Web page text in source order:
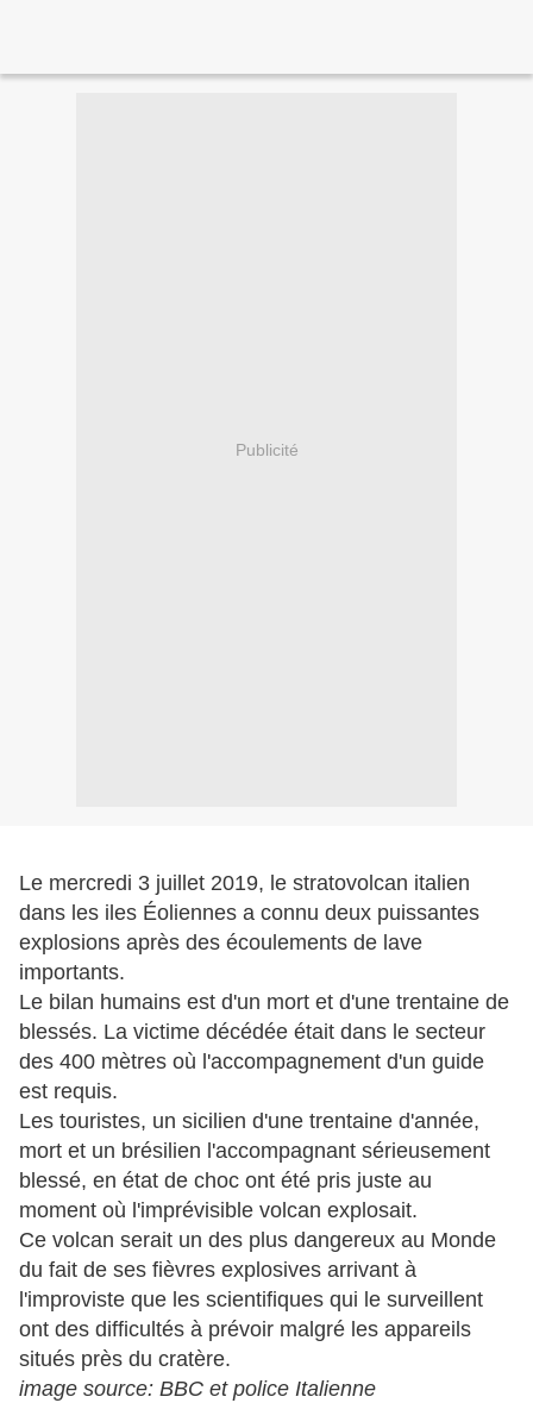
Publicité
Le mercredi 3 juillet 2019, le stratovolcan italien
dans les iles Éoliennes a connu deux puissantes
explosions après des écoulements de lave
importants.
Le bilan humains est d'un mort et d'une trentaine de
blessés. La victime décédée était dans le secteur
des 400 mètres où l'accompagnement d'un guide
est requis.
Les touristes, un sicilien d'une trentaine d'année,
mort et un brésilien l'accompagnant sérieusement
blessé, en état de choc ont été pris juste au
moment où l'imprévisible volcan explosait.
Ce volcan serait un des plus dangereux au Monde
du fait de ses fièvres explosives arrivant à
l'improviste que les scientifiques qui le surveillent
ont des difficultés à prévoir malgré les appareils
situés près du cratère.
image source: BBC et police Italienne